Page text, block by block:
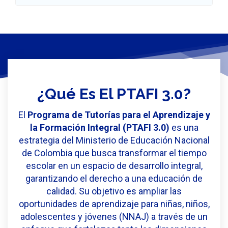
¿Qué Es El PTAFI 3.0?
El Programa de Tutorías para el Aprendizaje y
la Formación Integral (PTAFI 3.0) es una
estrategia del Ministerio de Educación Nacional
de Colombia que busca transformar el tiempo
escolar en un espacio de desarrollo integral,
garantizando el derecho a una educación de
calidad. Su objetivo es ampliar las
oportunidades de aprendizaje para niñas, niños,
adolescentes y jóvenes (NNAJ) a través de un